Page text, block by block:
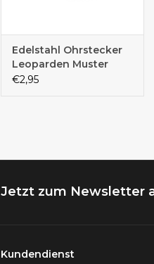
Edelstahl Ohrstecker
Leoparden Muster
€2,95
Jetzt zum Newsletter
Kundendienst